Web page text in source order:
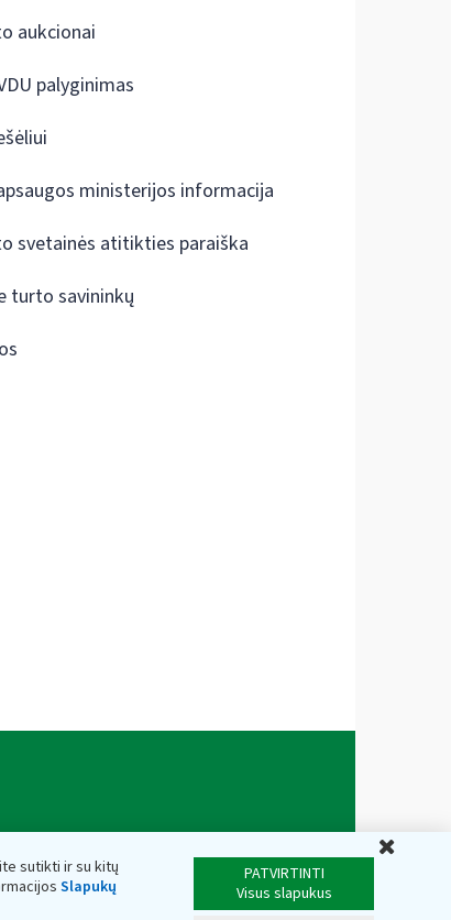
sutikti ir su kitų
Slapukų
PATVIRTINTI
Visus slapukus
aukcionai
palyginimas
ministerijos informacija
svetainės atitikties paraiška
turto savininkų